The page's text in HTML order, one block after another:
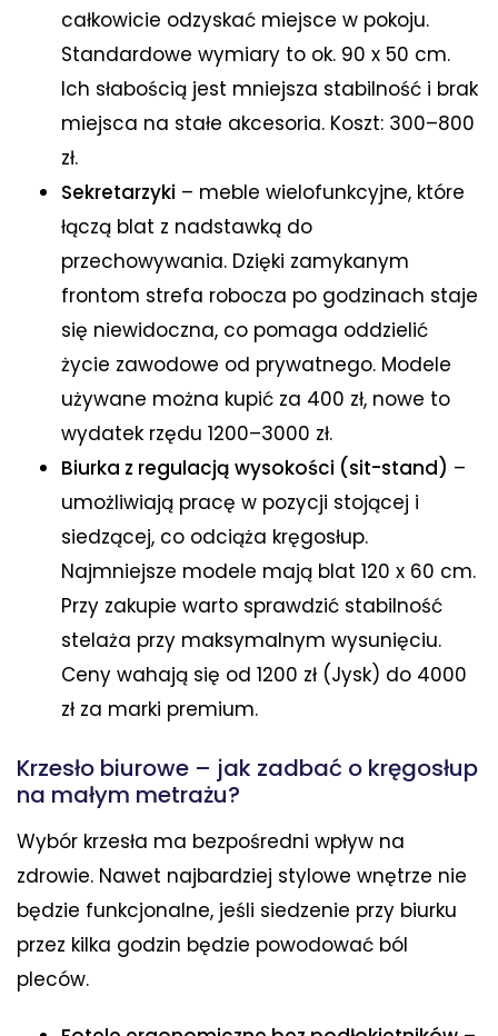
całkowicie odzyskać miejsce w pokoju.
Standardowe wymiary to ok. 90 x 50 cm.
Ich słabością jest mniejsza stabilność i brak
miejsca na stałe akcesoria. Koszt: 300–800
zł.
Sekretarzyki – meble wielofunkcyjne, które
łączą blat z nadstawką do
przechowywania. Dzięki zamykanym
frontom strefa robocza po godzinach staje
się niewidoczna, co pomaga oddzielić
życie zawodowe od prywatnego. Modele
używane można kupić za 400 zł, nowe to
wydatek rzędu 1200–3000 zł.
Biurka z regulacją wysokości (sit-stand) –
umożliwiają pracę w pozycji stojącej i
siedzącej, co odciąża kręgosłup.
Najmniejsze modele mają blat 120 x 60 cm.
Przy zakupie warto sprawdzić stabilność
stelaża przy maksymalnym wysunięciu.
Ceny wahają się od 1200 zł (Jysk) do 4000
zł za marki premium.
Krzesło biurowe – jak zadbać o kręgosłup
na małym metrażu?
Wybór krzesła ma bezpośredni wpływ na
zdrowie. Nawet najbardziej stylowe wnętrze nie
będzie funkcjonalne, jeśli siedzenie przy biurku
przez kilka godzin będzie powodować ból
pleców.